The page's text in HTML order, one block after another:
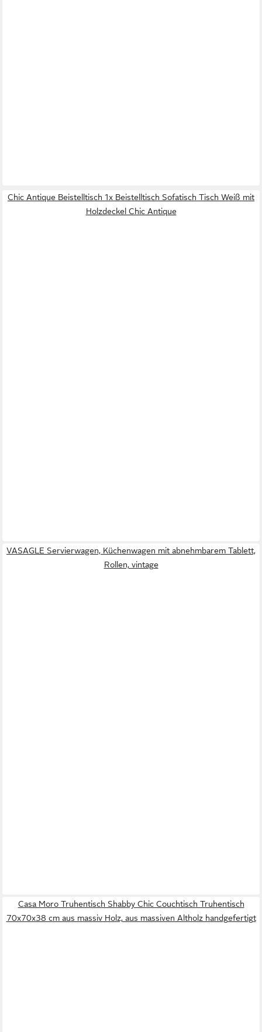
Chic Antique Beistelltisch 1x Beistelltisch Sofatisch Tisch Weiß mit
Holzdeckel Chic Antique
VASAGLE Servierwagen, Küchenwagen mit abnehmbarem Tablett,
Rollen, vintage
Casa Moro Truhentisch Shabby Chic Couchtisch Truhentisch
70x70x38 cm aus massiv Holz, aus massiven Altholz handgefertigt